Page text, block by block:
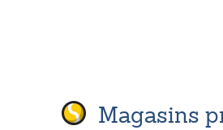
Magasins